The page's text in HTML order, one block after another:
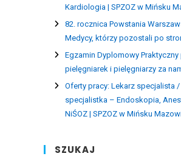
Kardiologia | SPZOZ w Mińsku
82. rocznica Powstania
Medycy, którzy pozostali po
Egzamin Dyplomowy Praktyczny
pielęgniarek i pielęgniarzy za
Oferty pracy: Lekarz specjalista
specjalistka – Endoskopia,
NiŚOZ | SPZOZ w Mińsku
SZUKAJ